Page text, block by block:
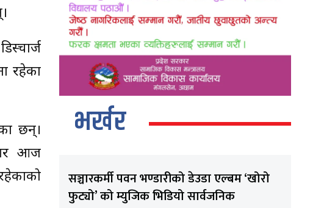
रहेका
छन्।
आज
भर्खर
सञ्चारकर्मी पवन भण्डारीको डेउडा एल्बम ‘खोरो
फुट्यो’ को म्युजिक भिडियो सार्वजनिक